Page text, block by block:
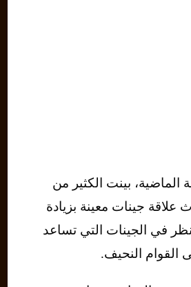
الماضية، بينت الكثير من
علاقة جينات معينة بزيادة
في الجينات التي تساعد
القوام النحيف.